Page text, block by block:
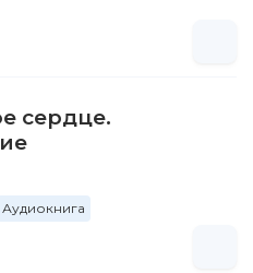
сердце.
Аудиокнига